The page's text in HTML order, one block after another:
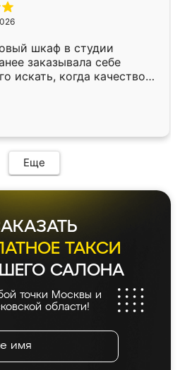
шкаф в студии
заказывала себе
искать, когда качеством
Служит кухня уже почти
нет.
Еще
ТАКСИ
САЛОНА
точки Москвы и
области!